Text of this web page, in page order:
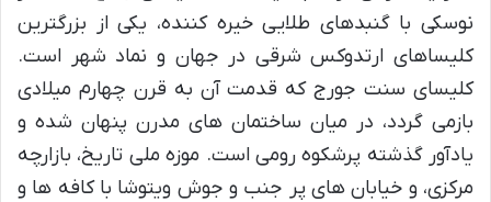
نوسکی با گنبدهای طلایی خیره کننده، یکی از بزرگترین
کلیساهای ارتدوکس شرقی در جهان و نماد شهر است.
کلیسای سنت جورج که قدمت آن به قرن چهارم میلادی
بازمی گردد، در میان ساختمان های مدرن پنهان شده و
یادآور گذشته پرشکوه رومی است. موزه ملی تاریخ، بازارچه
مرکزی، و خیابان های پر جنب و جوش ویتوشا با کافه ها و